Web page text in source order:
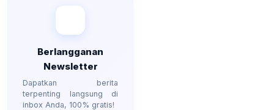
Berlangganan
Newsletter
Dapatkan berita
terpenting langsung di
inbox Anda, 100% gratis!